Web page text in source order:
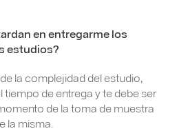
en entregarme los
estudios?
la complejidad del estudio,
tiempo de entrega y te debe ser
de la toma de muestra
la misma.